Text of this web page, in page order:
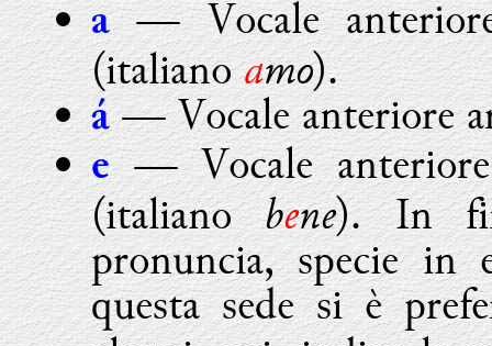
a
— Vocale
(italianoamo).
á— Vocale anteriore
e— Vocale anteriore
(italianobene). In
pronuncia, specie in
questa sede si è